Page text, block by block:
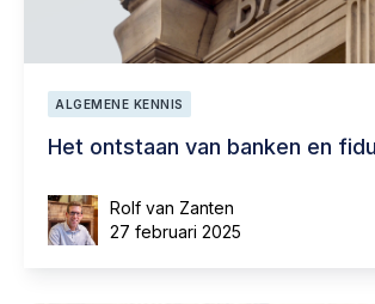
ALGEMENE KENNIS
Het ontstaan van banken en
Rolf van Zanten
27 februari 2025